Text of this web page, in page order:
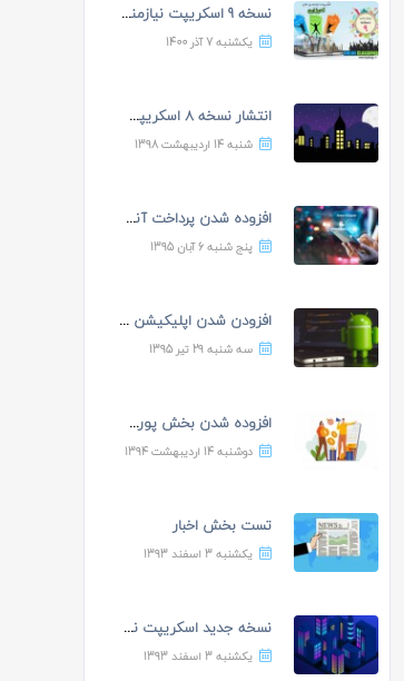
نسخه 9 اسکریپت نیازمندی ه...
یکشنبه 7 آذر 1400
انتشار نسخه 8 اسکریپت نیا...
شنبه 14 اردیبهشت 1398
افزوده شدن پرداخت آنلاین...
پنج شنبه 6 آبان 1395
افزودن شدن اپلیکیشن اندرو...
سه شنبه 29 تیر 1395
افزوده شدن بخش پورسانت ده...
دوشنبه 14 اردیبهشت 1394
تست بخش اخبار
یکشنبه 3 اسفند 1393
نسخه جدید اسکریپت نیازمند...
یکشنبه 3 اسفند 1393